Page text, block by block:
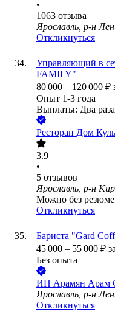
•
1063 отзыва
Ярославль, р-н
Откликнуться
Управляющий в
FAMILY"
80 000 – 120 000 ₽
Опыт 1-3 года
Выплаты: Два
Ресторан Дом
3.9
•
5 отзывов
Ярославль, р-н
Можно без резюме
Откликнуться
Бариста "Gard
45 000 – 55 000 ₽
Без опыта
ИП Арамян Арам
Ярославль, р-н
Откликнуться